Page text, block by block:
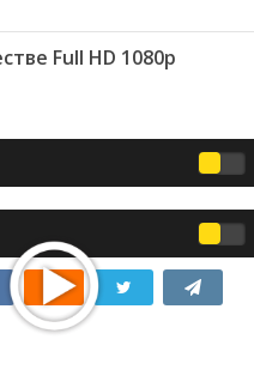
Full HD 1080p